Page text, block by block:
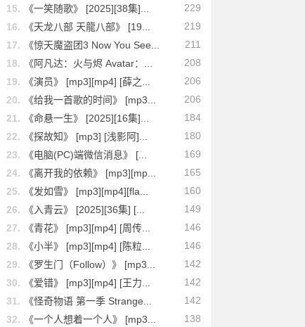
229
15.
《一笑随歌》 [2025][38集]...
219
16.
《天龙八部 天龍八部》 [19...
211
17.
《惊天魔盗团3 Now You See...
208
18.
《阿凡达：火与烬 Avatar：...
206
19.
《演员》 [mp3][mp4] [薛之...
206
20.
《给我一首歌的时间》 [mp3...
184
21.
《命悬一生》 [2025][16集]...
180
22.
《探故知》 [mp3] [浅影阿]...
169
23.
《电脑(PC)端微信消息》 [...
165
24.
《离开我的依赖》 [mp3][mp...
160
25.
《发如雪》 [mp3][mp4][fla...
149
26.
《入青云》 [2025][36集] [...
146
27.
《青花》 [mp3][mp4] [周传...
146
28.
《小半》 [mp3][mp4] [陈粒...
142
29.
《罗生门（Follow）》 [mp3...
142
30.
《爱错》 [mp3][mp4] [王力...
142
31.
《怪奇物语 第一季 Strange...
138
32.
《一个人想着一个人》 [mp3...